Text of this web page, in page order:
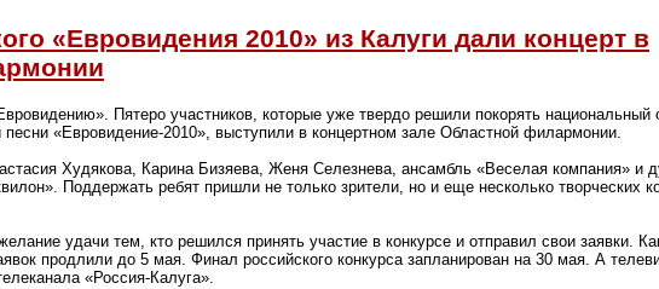
«Евровидения 2010» из Калуги дали концерт в
Пятеро участников, которые уже твердо решили покорять национальный
песни «Евровидение-2010», выступили в концертном зале Областной филармонии.
Худякова, Карина Бизяева, Женя Селезнева, ансамбль «Веселая компания» и
Поддержать ребят пришли не только зрители, но и еще несколько творческих
удачи тем, кто решился принять участие в конкурсе и отправил свои заявки.
продлили до 5 мая. Финал российского конкурса запланирован на 30 мая. А
«Россия-Калуга».